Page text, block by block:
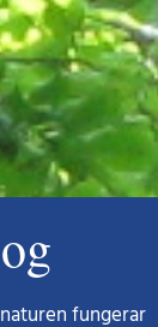
fungerar